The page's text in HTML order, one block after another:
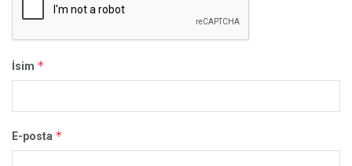
İsim *
E-posta *